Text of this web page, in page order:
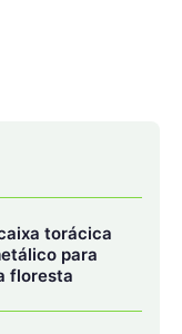
de quem